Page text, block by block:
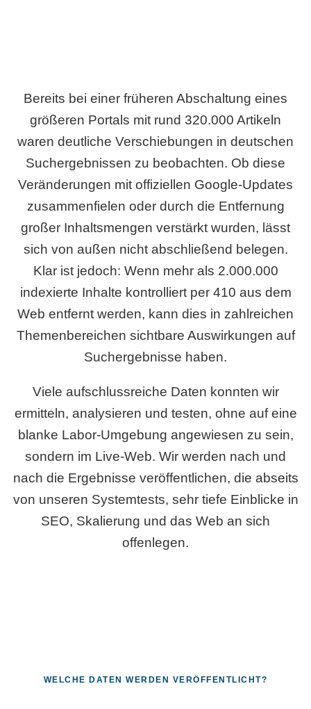
Bereits bei einer früheren Abschaltung eines
größeren Portals mit rund 320.000 Artikeln
waren deutliche Verschiebungen in deutschen
Suchergebnissen zu beobachten. Ob diese
Veränderungen mit offiziellen Google-Updates
zusammenfielen oder durch die Entfernung
großer Inhaltsmengen verstärkt wurden, lässt
sich von außen nicht abschließend belegen.
Klar ist jedoch: Wenn mehr als 2.000.000
indexierte Inhalte kontrolliert per 410 aus dem
Web entfernt werden, kann dies in zahlreichen
Themenbereichen sichtbare Auswirkungen auf
Suchergebnisse haben.
Viele aufschlussreiche Daten konnten wir
ermitteln, analysieren und testen, ohne auf eine
blanke Labor-Umgebung angewiesen zu sein,
sondern im Live-Web. Wir werden nach und
nach die Ergebnisse veröffentlichen, die abseits
von unseren Systemtests, sehr tiefe Einblicke in
SEO, Skalierung und das Web an sich
offenlegen.
WELCHE DATEN WERDEN VERÖFFENTLICHT?